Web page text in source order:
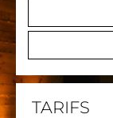
TARIFS